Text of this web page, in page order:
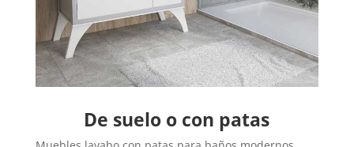
De suelo o con patas